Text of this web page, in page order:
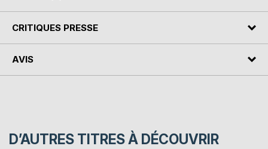
CRITIQUES PRESSE
AVIS
D’AUTRES TITRES À DÉCOUVRIR